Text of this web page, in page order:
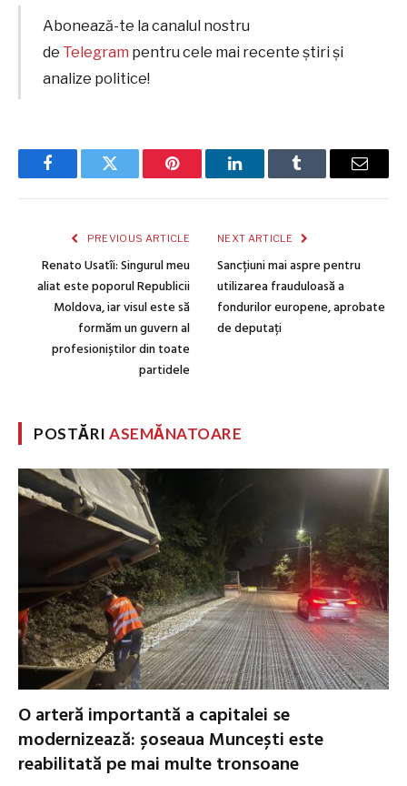
Abonează-te la canalul nostru
de Telegram pentru cele mai recente știri și
analize politice!
FacebookTwitter Pinterest LinkedInTumblr Email
PREVIOUS ARTICLE
Renato Usatîi: Singurul meu
aliat este poporul Republicii
Moldova, iar visul este să
formăm un guvern al
profesioniștilor din toate
partidele
NEXT ARTICLE
Sancțiuni mai aspre pentru
utilizarea frauduloasă a
fondurilor europene, aprobate
de deputați
POSTĂRIASEMĂNATOARE
O arteră importantă a capitalei se
modernizează: șoseaua Muncești este
reabilitată pe mai multe tronsoane